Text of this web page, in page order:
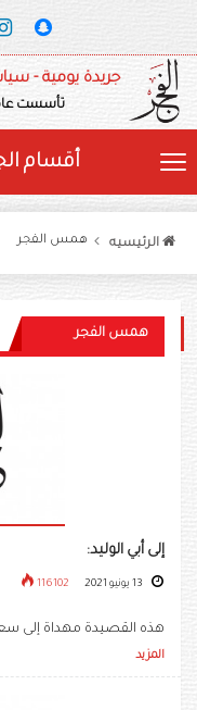
جريدة يومية -
تأسست عام
أقسام
الرئيسيه همس الفجر
همس الفجر
إلى أبي الوليد:
116102
هذه القصيدة مهداة إلى
المزيد